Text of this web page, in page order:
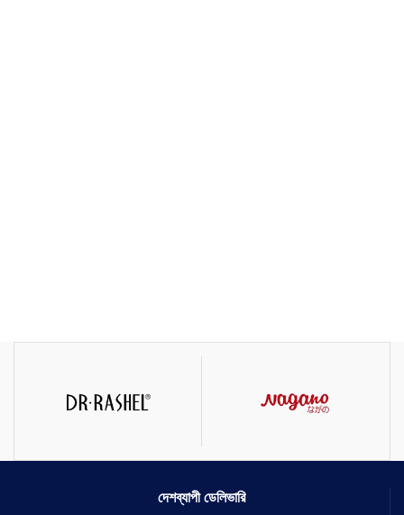
দেশব্যাপী ডেলিভারি